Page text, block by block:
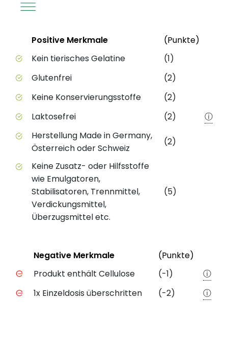
Positive Merkmale des Produkts mit
StatusPositive Merkmale (Punkte)
Kein tierisches Gelatine
(1)
Glutenfrei
(2)
Keine Konservierungsstoffe
(2)
Laktosefrei
(2)
ⓘ
Herstellung Made in Germany,
Österreich oder Schweiz
(2)
Keine Zusatz- oder Hilfsstoffe
wie Emulgatoren,
Stabilisatoren, Trennmittel,
Verdickungsmittel,
Überzugsmittel etc.
(5)
Negative Merkmale des Produkts mit Punkteabzug
StatusNegative Merkmale (Punkte)
Produkt enthält Cellulose
(-1)
ⓘ
1x Einzeldosis überschritten
(-2) ⓘ